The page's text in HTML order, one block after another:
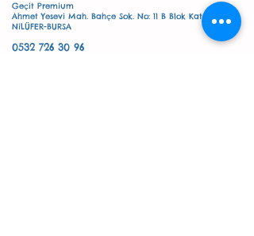
Geçit Premium
Ahmet Yesevi Mah. Bahçe Sok. No: 11 B Blok Kat :2 No:13
NiLÜFER-BURSA
0532 726 30 96